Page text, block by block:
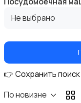
Прочие строения
Не выбрано
👉 Сохранить поиск
По новизне